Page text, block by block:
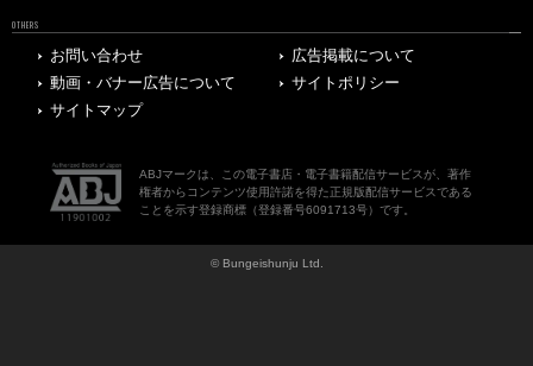
OTHERS
お問い合わせ
広告掲載について
動画・バナー広告について
サイトポリシー
サイトマップ
ABJマークは、この電子書店・電子書籍配信サービスが、著作
権者からコンテンツ使用許諾を得た正規版配信サービスである
ことを示す登録商標（登録番号6091713号）です。
© Bungeishunju Ltd.